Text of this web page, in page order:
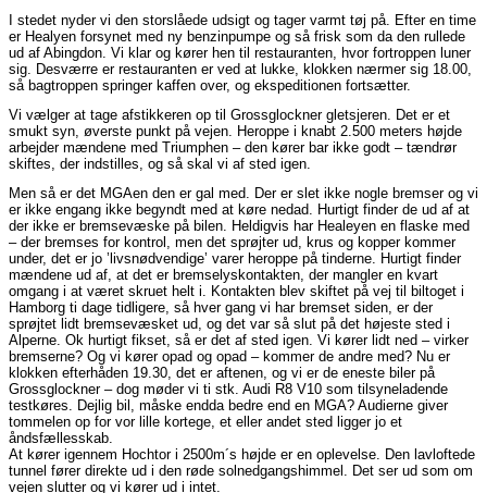
I stedet nyder vi den storslåede udsigt og tager varmt tøj på. Efter en time
er Healyen forsynet med ny benzinpumpe og så frisk som da den rullede
ud af Abingdon. Vi klar og kører hen til restauranten, hvor fortroppen luner
sig. Desværre er restauranten er ved at lukke, klokken nærmer sig 18.00,
så bagtroppen springer kaffen over, og ekspeditionen fortsætter.
Vi vælger at tage afstikkeren op til Grossglockner gletsjeren. Det er et
smukt syn, øverste punkt på vejen. Heroppe i knabt 2.500 meters højde
arbejder mændene med Triumphen – den kører bar ikke godt – tændrør
skiftes, der indstilles, og så skal vi af sted igen.
Men så er det MGAen den er gal med. Der er slet ikke nogle bremser og vi
er ikke engang ikke begyndt med at køre nedad. Hurtigt finder de ud af at
der ikke er bremsevæske på bilen. Heldigvis har Healeyen en flaske med
– der bremses for kontrol, men det sprøjter ud, krus og kopper kommer
under, det er jo ’livsnødvendige’ varer heroppe på tinderne. Hurtigt finder
mændene ud af, at det er bremselyskontakten, der mangler en kvart
omgang i at været skruet helt i. Kontakten blev skiftet på vej til biltoget i
Hamborg ti dage tidligere, så hver gang vi har bremset siden, er der
sprøjtet lidt bremsevæsket ud, og det var så slut på det højeste sted i
Alperne. Ok hurtigt fikset, så er det af sted igen. Vi kører lidt ned – virker
bremserne? Og vi kører opad og opad – kommer de andre med? Nu er
klokken efterhåden 19.30, det er aftenen, og vi er de eneste biler på
Grossglockner – dog møder vi ti stk. Audi R8 V10 som tilsyneladende
testkøres. Dejlig bil, måske endda bedre end en MGA? Audierne giver
tommelen op for vor lille kortege, et eller andet sted ligger jo et
åndsfællesskab.
At kører igennem Hochtor i 2500m´s højde er en oplevelse. Den lavloftede
tunnel fører direkte ud i den røde solnedgangshimmel. Det ser ud som om
vejen slutter og vi kører ud i intet.